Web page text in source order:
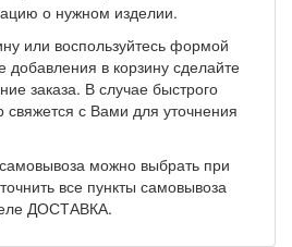
о нужном изделии.
или воспользуйтесь формой
добавления в корзину сделайте
заказа. В случае быстрого
с Вами для уточнения
можно выбрать при
все пункты самовывоза
ДОСТАВКА.